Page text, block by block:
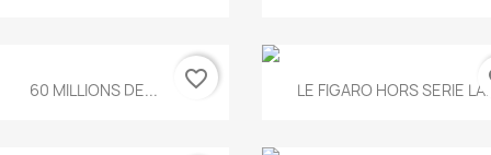
Aperçu rapide
60 MILLIONS DE... favorite_border Aperçu rapide
LE FIGARO HORS SERIE